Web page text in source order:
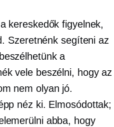
kereskedők figyelnek,
Szeretnénk segíteni az
a
vele beszélni, hogy az
nem olyan jó.
néz ki. Elmosódottak;
abba, hogy